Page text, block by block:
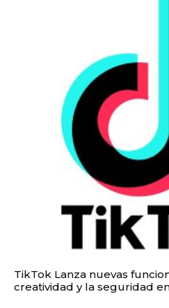
TikTok Lanza nuevas
creatividad y la seguridad